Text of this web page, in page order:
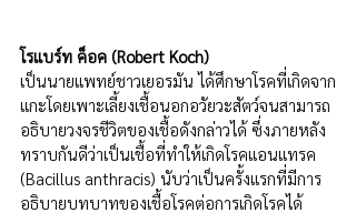
โรแบร์ท ค็อค (Robert Koch)
เป็นนายแพทย์ชาวเยอรมัน ได้ศึกษาโรคที่เกิดจาก
แกะโดยเพาะเลี้ยงเชื้อนอกอวัยวะสัตว์จนสามารถ
อธิบายวงจรชีวิตของเชื้อดังกล่าวได้ ซึ่งภายหลัง
ทราบกันดีว่าเป็นเชื้อที่ทำให้เกิดโรคแอนแทรค
(Bacillus anthracis) นับว่าเป็นครั้งแรกที่มีการ
อธิบายบทบาทของเชื้อโรคต่อการเกิดโรคได้